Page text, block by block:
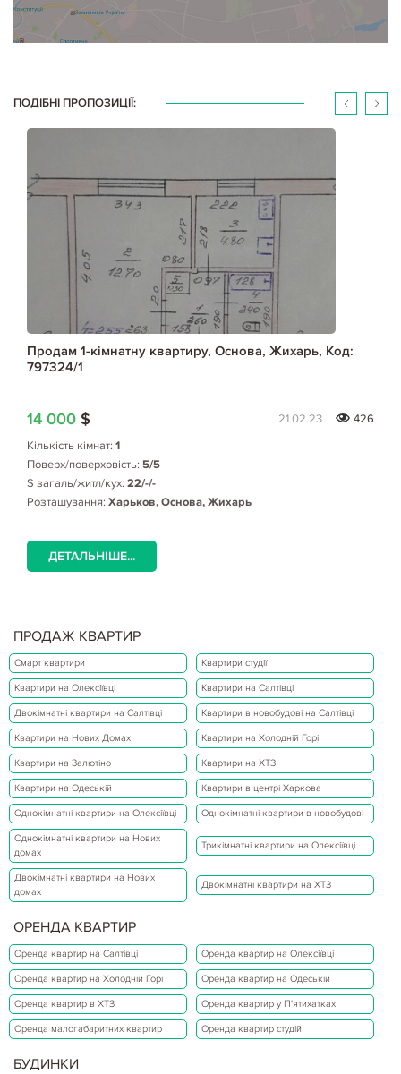
ПОДІБНІ ПРОПОЗИЦІЇ:
Продам 1-кімнатну квартиру, Основа, Жихарь, Код:
797324/1
14 000 $ 21.02.23
426
Кількість кімнат: 1
Поверх/поверховість: 5/5
S загаль/житл/кух: 22/-/-
Розташування: Харьков, Основа, Жихарь
ДЕТАЛЬНІШЕ...
ПРОДАЖ КВАРТИР
Смарт квартири Квартири студії
Квартири на Олексіївці Квартири на Салтівці
Двокімнатні квартири на Салтівці Квартири в новобудові на Салтівці
Квартири на Нових Домах Квартири на Холодній Горі
Квартири на Залютіно Квартири на ХТЗ
Квартири на Одеській Квартири в центрі Харкова
Однокімнатні квартири на Олексіївці Однокімнатні квартири в новобудові
Однокімнатні квартири на Нових
домах
Трикімнатні квартири на Олексіївці
Двокімнатні квартири на Нових
домах
Двокімнатні квартири на ХТЗ
ОРЕНДА КВАРТИР
Оренда квартир на Салтівці Оренда квартир на Олексіївці
Оренда квартир на Холодній Горі Оренда квартир на Одеській
Оренда квартир в ХТЗ Оренда квартир у П'ятихатках
Оренда малогабаритних квартир Оренда квартир студій
БУДИНКИ